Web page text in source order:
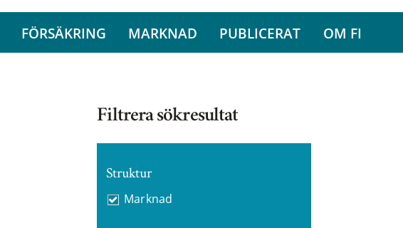
FÖRSÄKRING MARKNAD PUBLICERAT OM FI
Filtrera sökresultat
Struktur
Marknad